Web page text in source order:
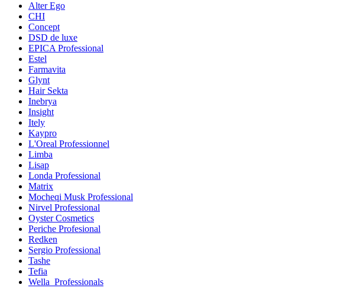
Alter Ego
CHI
Concept
DSD de luxe
EPICA Professional
Estel
Farmavita
Glynt
Hair Sekta
Inebrya
Insight
Itely
Kaypro
L'Oreal Professionnel
Limba
Lisap
Londa Professional
Matrix
Mocheqi Musk Professional
Nirvel Professional
Oyster Cosmetics
Periche Profesional
Redken
Sergio Professional
Tashe
Tefia
Wella_Professionals